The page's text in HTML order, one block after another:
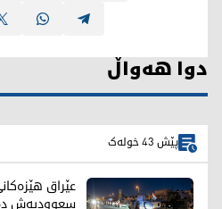
دوا هەواڵ
پێش 43 خولەک
عێراق
سعوودیەش